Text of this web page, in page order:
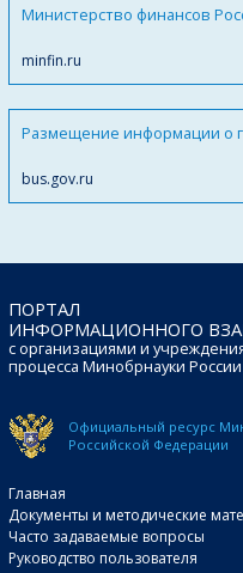
Министерство финансов
minfin.ru
Размещение информации о
bus.gov.ru
ПОРТАЛ
ИНФОРМАЦИОННОГО
с организациями и
процесса Минобрнауки России
Официальный ресурс
Российской Федерации
Главная
Документы и методические
Часто задаваемые вопросы
Руководство пользователя